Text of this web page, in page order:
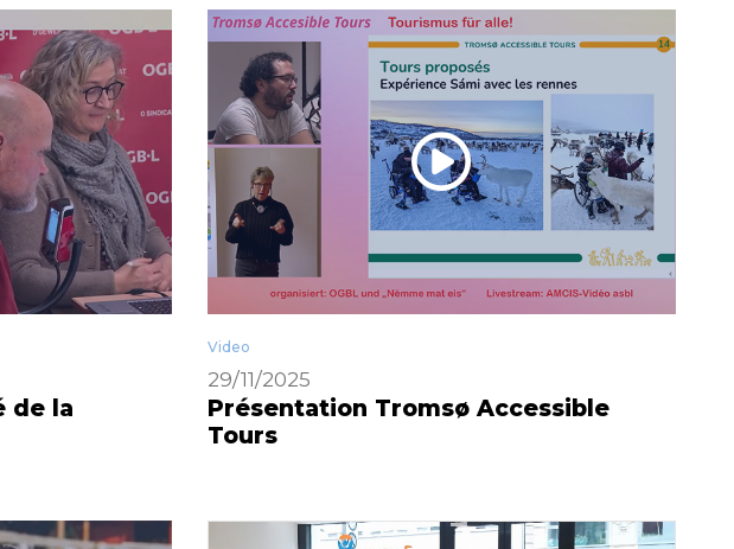
de la
Video
29/11/2025
Présentation Tromsø Accessible
Tours